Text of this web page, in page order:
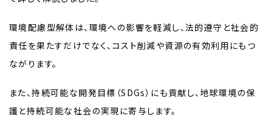
環境配慮型解体は、環境への影響を軽減し、法的遵守と社会的
責任を果たすだけでなく、コスト削減や資源の有効利用にもつ
ながります。
また、持続可能な開発目標（SDGs）にも貢献し、地球環境の保
護と持続可能な社会の実現に寄与します。